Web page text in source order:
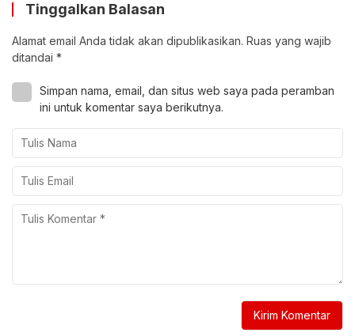
Tinggalkan Balasan
Alamat email Anda tidak akan dipublikasikan. Ruas yang wajib
ditandai *
Simpan nama, email, dan situs web saya pada peramban
ini untuk komentar saya berikutnya.